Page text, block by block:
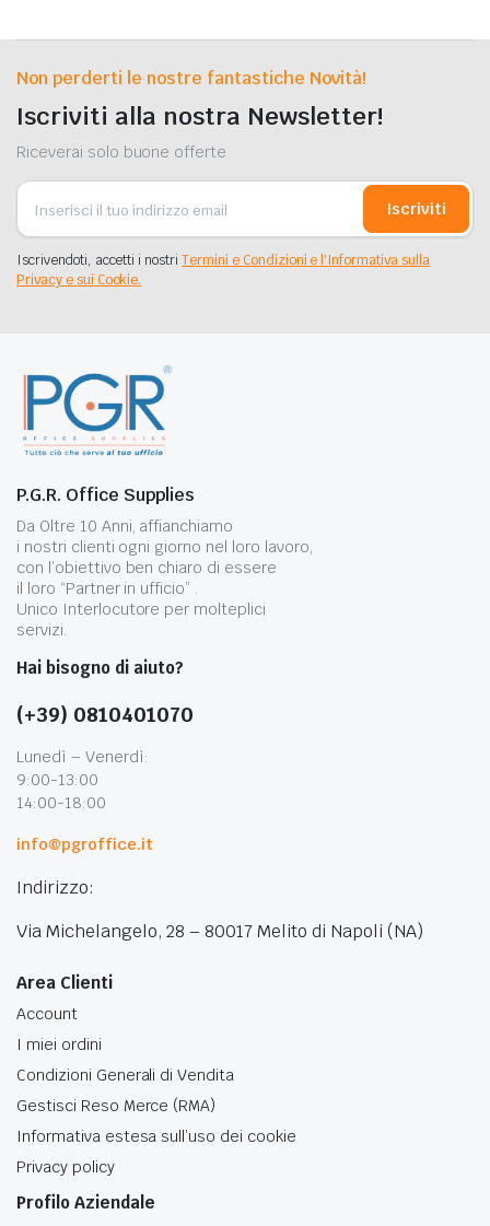
Non perderti le nostre fantastiche Novità!
Iscriviti alla nostra Newsletter!
Riceverai solo buone offerte
Iscriviti
Iscrivendoti, accetti i nostriTermini e Condizioni e l'Informativa sulla
Privacy e sui Cookie.
P.G.R. Office Supplies
Da Oltre 10 Anni, affianchiamo
i nostri clienti ogni giorno nel loro lavoro,
con l’obiettivo ben chiaro di essere
il loro “Partner in ufficio” .
Unico Interlocutore per molteplici
servizi.
Hai bisogno di aiuto?
(+39) 0810401070
Lunedì – Venerdì:
9:00-13:00
14:00-18:00
info@pgroffice.it
Indirizzo:
Via Michelangelo, 28 – 80017 Melito di Napoli (NA)
Area Clienti
Account
I miei ordini
Condizioni Generali di Vendita
Gestisci Reso Merce (RMA)
Informativa estesa sull’uso dei cookie
Privacy policy
Profilo Aziendale